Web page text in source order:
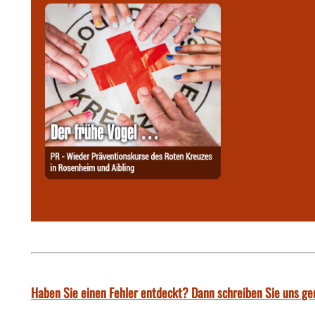
Haben Sie einen Fehler entdeckt? Dann schreiben Sie uns